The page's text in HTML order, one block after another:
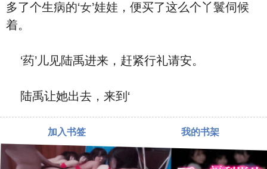
多了个生病的‘女’娃娃，便买了‮么这‬个丫鬟伺候
着。
‘药’儿见陆禹进来，赶紧行礼请安。
陆禹让她出去，来到‘
加入书签 我的书架